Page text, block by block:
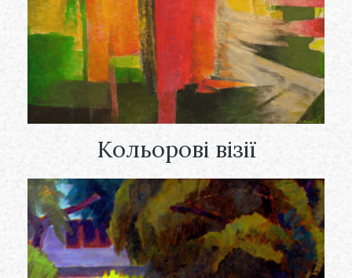
Кольорові візії